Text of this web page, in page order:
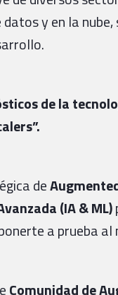
y en la
de la
de
(IA & ML)
a prueba al
Comunidad de